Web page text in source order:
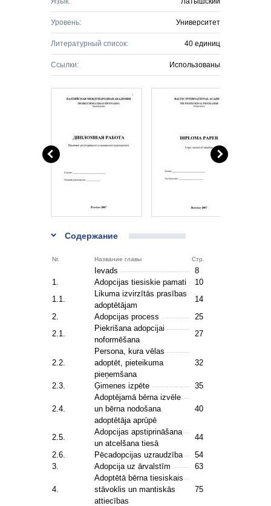
Уровень: Университет
Литературный список: 40 единиц
Ссылки: Использованы
Содержание
Nr. Название главы Стр.
Ievads
8
1.
Adopcijas tiesiskie pamati
10
1.1.
Likuma izvirzītās prasības
adoptētājam
14
2.
Adopcijas process
25
2.1.
Piekrišana adopcijai
noformēšana
27
2.2.
Persona, kura vēlas
adoptēt, pieteikuma
pieņemšana
32
2.3. Ģimenes izpēte 35
2.4.
Adoptējamā bērna izvēle
un bērna nodošana
adoptētāja aprūpē
40
2.5.
Adopcijas apstiprināšana
un atcelšana tiesā
44
2.6.
Pēcadopcijas uzraudzība
54
3.
Adopcija uz ārvalstīm 63
4.
Adoptētā bērna tiesiskais
stāvoklis un mantiskās
attiecības
75